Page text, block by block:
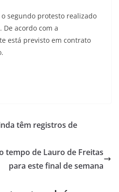
segundo protesto realizado
De acordo com a
está previsto em contrato
têm registros de
tempo de Lauro de Freitas
para este final de semana